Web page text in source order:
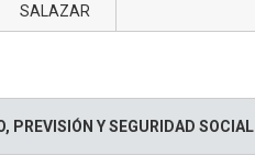
SALAZAR
PREVISIÓN Y SEGURIDAD SOCIAL